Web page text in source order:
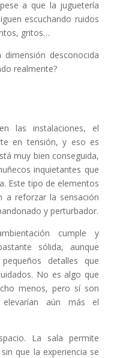
a que la juguetería
escuchando ruidos
gritos…
desconocida
realmente?
las instalaciones, el
en tensión, y eso es
muy bien conseguida,
inquietantes que
Este tipo de elementos
a reforzar la sensación
y perturbador.
cumple y
sólida, aunque
detalles que
No es algo que
menos, pero sí son
aún más el
La sala permite
que la experiencia se